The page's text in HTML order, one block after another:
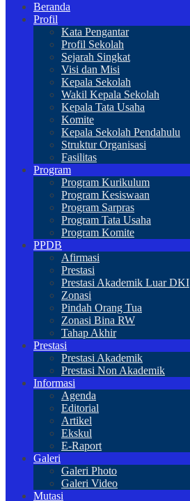
Beranda
Profil
Kata Pengantar
Profil Sekolah
Sejarah Singkat
Visi dan Misi
Kepala Sekolah
Wakil Kepala Sekolah
Kepala Tata Usaha
Komite
Kepala Sekolah Pendahulu
Struktur Organisasi
Fasilitas
Program
Program Kurikulum
Program Kesiswaan
Program Sarpras
Program Tata Usaha
Program Komite
PPDB
Afirmasi
Prestasi
Prestasi Akademik Luar DKI
Zonasi
Pindah Orang Tua
Zonasi Bina RW
Tahap Akhir
Prestasi
Prestasi Akademik
Prestasi Non Akademik
Informasi
Agenda
Editorial
Artikel
Ekskul
E-Raport
Galeri
Galeri Photo
Galeri Video
Mutasi